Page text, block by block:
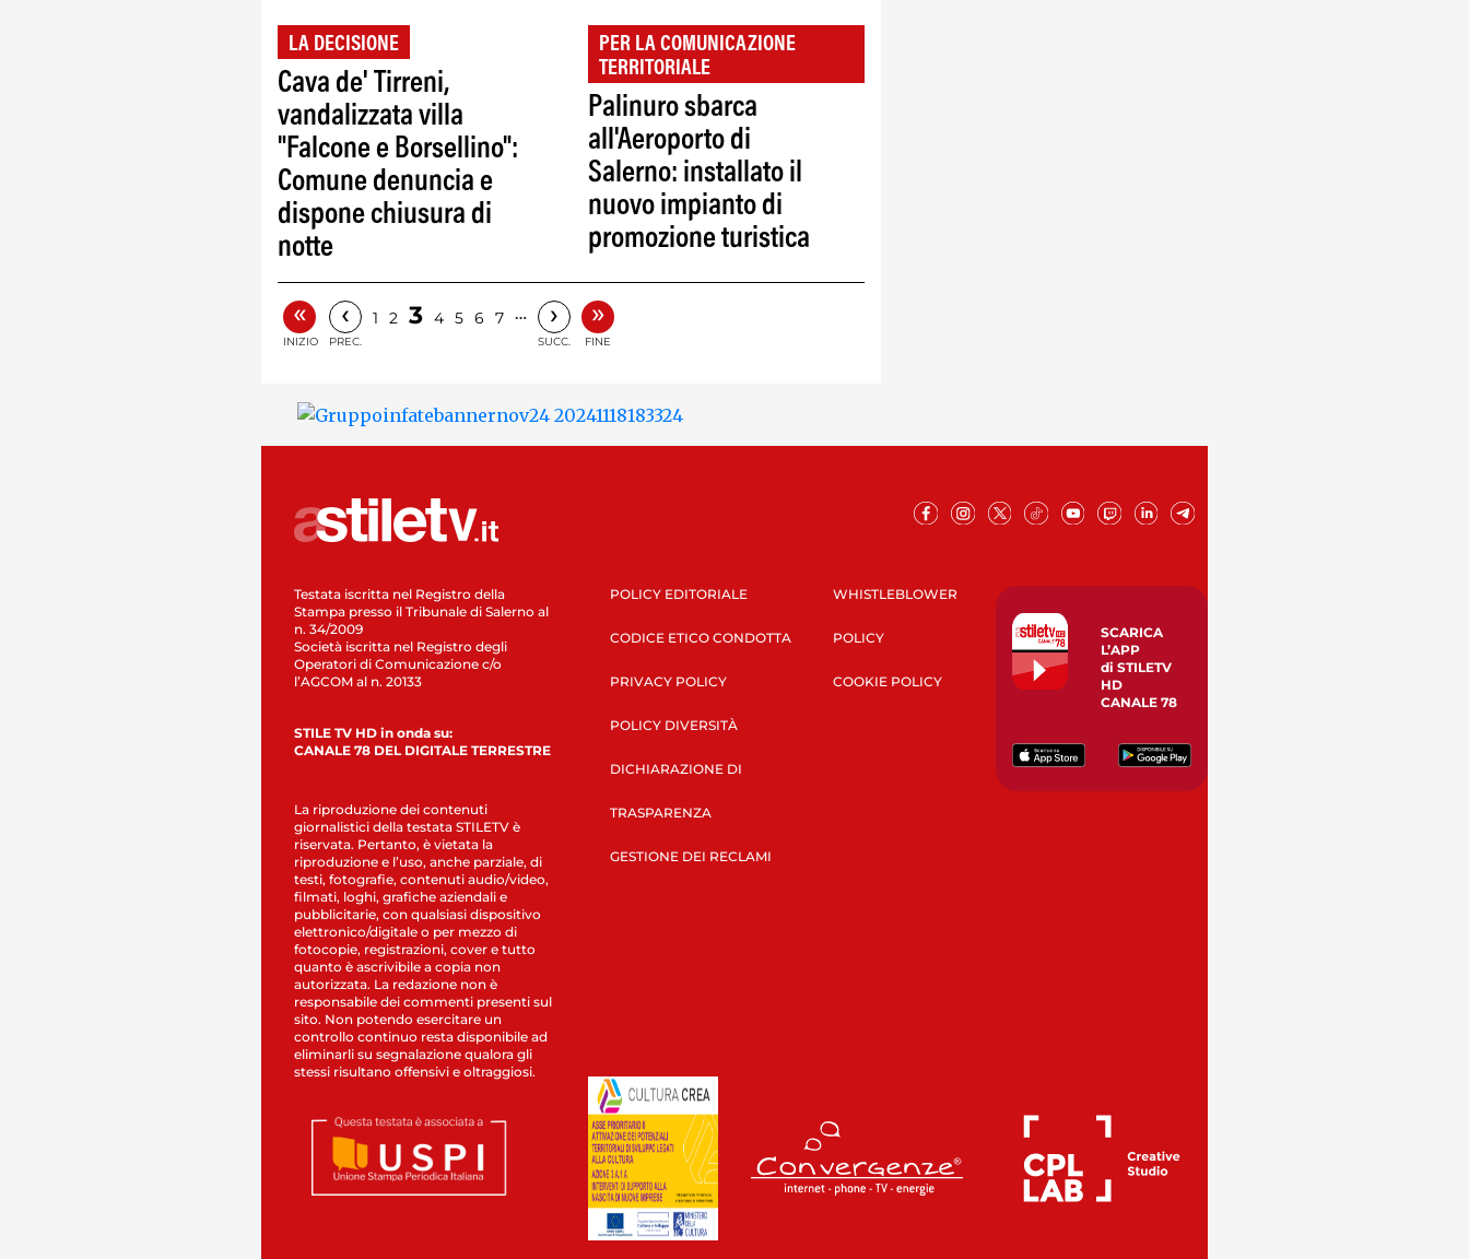
LA DECISIONE
Cava de' Tirreni,
vandalizzata villa
"Falcone e Borsellino":
Comune denuncia e
dispone chiusura di
notte
PER LA COMUNICAZIONE
TERRITORIALE
Palinuro sbarca
all'Aeroporto di
Salerno: installato il
nuovo impianto di
promozione turistica
«
INIZIO
‹
PREC.
1 2 3 4 5 6 7 … ›
SUCC.
»
FINE
Testata iscritta nel Registro della
Stampa presso il Tribunale di Salerno al
n. 34/2009
Società iscritta nel Registro degli
Operatori di Comunicazione c/o
l’AGCOM al n. 20133
STILE TV HD in onda su:
CANALE 78 DEL DIGITALE TERRESTRE
La riproduzione dei contenuti
giornalistici della testata STILETV è
riservata. Pertanto, è vietata la
riproduzione e l’uso, anche parziale, di
testi, fotografie, contenuti audio/video,
filmati, loghi, grafiche aziendali e
pubblicitarie, con qualsiasi dispositivo
elettronico/digitale o per mezzo di
fotocopie, registrazioni, cover e tutto
quanto è ascrivibile a copia non
autorizzata. La redazione non è
responsabile dei commenti presenti sul
sito. Non potendo esercitare un
controllo continuo resta disponibile ad
eliminarli su segnalazione qualora gli
stessi risultano offensivi e oltraggiosi.
POLICY EDITORIALE
CODICE ETICO CONDOTTA
PRIVACY POLICY
POLICY DIVERSITÀ
DICHIARAZIONE DI
TRASPARENZA
GESTIONE DEI RECLAMI
WHISTLEBLOWER
POLICY
COOKIE POLICY
SCARICA
L’APP
di STILETV
HD
CANALE 78